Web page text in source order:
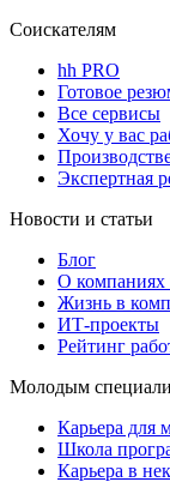
Соискателям
hh PRO
Готовое
Все сервисы
Хочу у вас
Экспертная
Новости и статьи
Блог
О компаниях
Жизнь в
ИТ-проекты
Рейтинг
Молодым
Карьера для
Школа
Карьера в